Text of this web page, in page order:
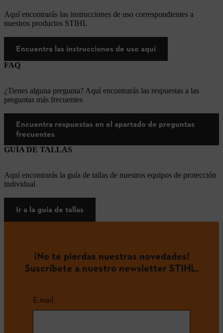
Aquí encontrarás las instrucciones de uso correspondientes a
nuestros productos STIHL
Encuentra las instrucciones de uso aquí
FAQ
¿Tienes alguna pregunta? Aquí encontrarás las respuestas a las
preguntas más frecuentes
Encuentra respuestas en el apartado de preguntas
frecuentes
GUÍA DE TALLAS
Aquí encontrarás la guía de tallas de nuestros equipos de protección
individual
Ir a la guía de tallas
¡No te pierdas nuestras novedades!
Suscríbete a nuestro newsletter STIHL.
E-mail